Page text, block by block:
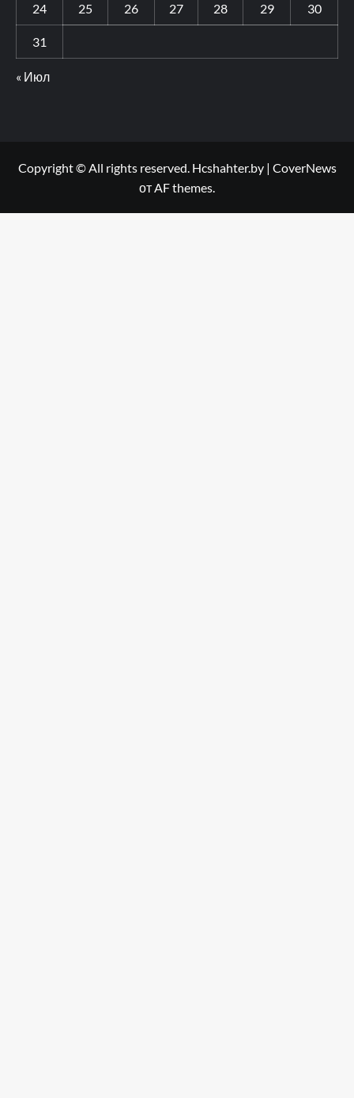
24 25 26 27 28 29 30
31
« Июл
Copyright © All rights reserved. Hcshahter.by | CoverNews
от AF themes.